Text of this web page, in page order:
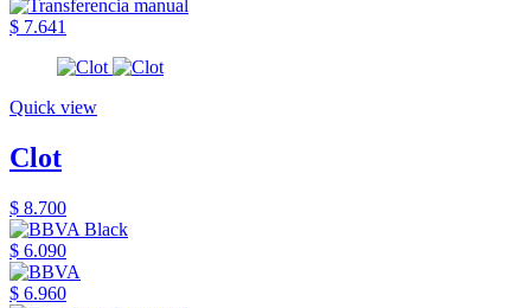
$ 7.641
Quick view
Clot
$ 8.700
$ 6.090
$ 6.960